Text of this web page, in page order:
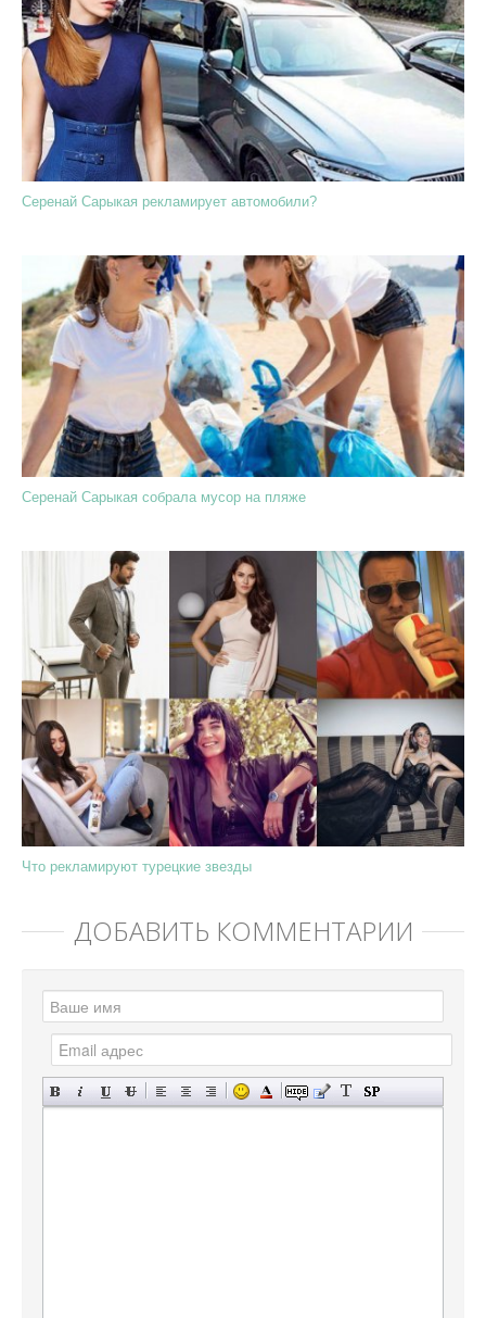
Серенай Сарыкая рекламирует автомобили?
Серенай Сарыкая собрала мусор на пляже
Что рекламируют турецкие звезды
ДОБАВИТЬ КОММЕНТАРИЙ